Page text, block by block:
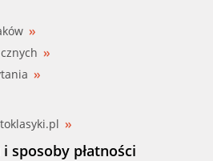
sposoby płatności